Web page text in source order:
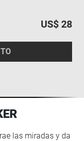
US$ 28
las miradas y da